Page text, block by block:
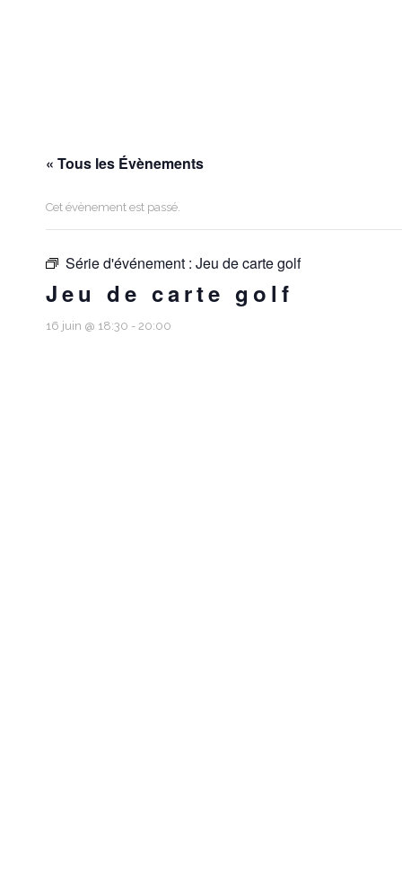
« Tous les Évènements
Cet évènement est passé.
Série d'événement : Jeu de carte golf
Jeu de carte golf
16 juin @ 18:30 - 20:00